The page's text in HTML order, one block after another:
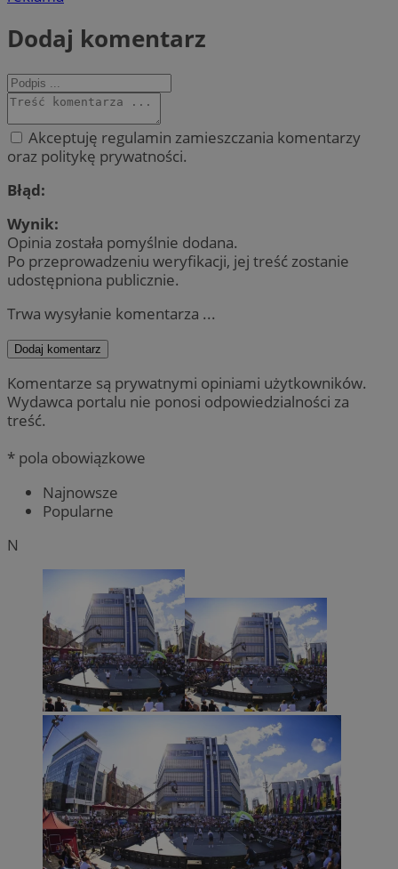
Dodaj komentarz
Akceptuję regulamin zamieszczania komentarzy
oraz politykę prywatności.
Błąd:
Wynik:
Opinia została pomyślnie dodana.
Po przeprowadzeniu weryfikacji, jej treść zostanie
udostępniona publicznie.
Trwa wysyłanie komentarza ...
Dodaj komentarz
Komentarze są prywatnymi opiniami użytkowników.
Wydawca portalu nie ponosi odpowiedzialności za
treść.
* pola obowiązkowe
Najnowsze
Popularne
N